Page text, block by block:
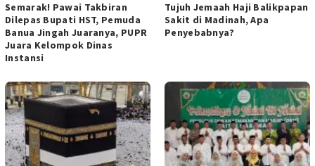
Semarak! Pawai Takbiran
Dilepas Bupati HST, Pemuda
Banua Jingah Juaranya, PUPR
Juara Kelompok Dinas
Instansi
Tujuh Jemaah Haji Balikpapan
Sakit di Madinah, Apa
Penyebabnya?